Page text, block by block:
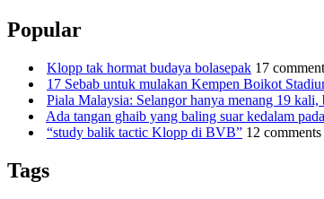
Popular
Klopp tak hormat budaya bolasepak 17
17 Sebab untuk mulakan Kempen Boikot
Piala Malaysia: Selangor hanya menang 19 kali,
Ada tangan ghaib yang baling suar kedalam
“study balik tactic Klopp di BVB” 12 comments
Tags